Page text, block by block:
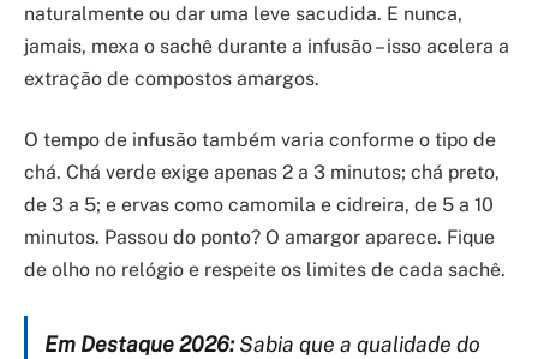
naturalmente ou dar uma leve sacudida. E nunca,
jamais, mexa o sachê durante a infusão – isso acelera a
extração de compostos amargos.
O tempo de infusão também varia conforme o tipo de
chá. Chá verde exige apenas 2 a 3 minutos; chá preto,
de 3 a 5; e ervas como camomila e cidreira, de 5 a 10
minutos. Passou do ponto? O amargor aparece. Fique
de olho no relógio e respeite os limites de cada sachê.
Em Destaque 2026:Sabia que a qualidade do